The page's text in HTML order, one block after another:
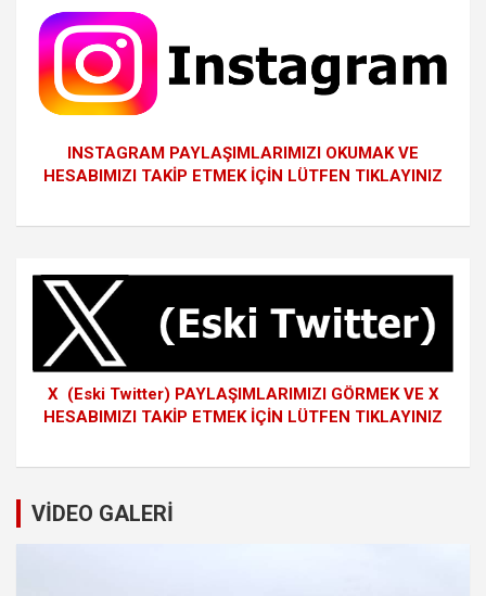
INSTAGRAM PAYLAŞIMLARIMIZI OKUMAK VE
HESABIMIZI TAKİP ETMEK İÇİN LÜTFEN TIKLAYINIZ
X (Eski Twitter) PAYLAŞIMLARIMIZI GÖRMEK VE X
HESABIMIZI TAKİP ETMEK İÇİN LÜTFEN TIKLAYINIZ
VİDEO GALERİ